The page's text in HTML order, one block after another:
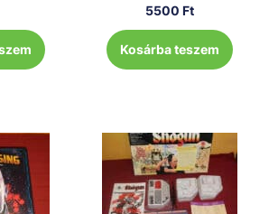
5500 Ft
Kosárba teszem